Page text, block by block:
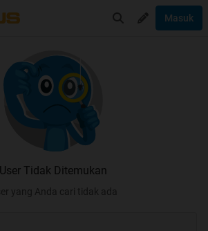
Masuk
User Tidak Ditemukan
yang Anda cari tidak ada